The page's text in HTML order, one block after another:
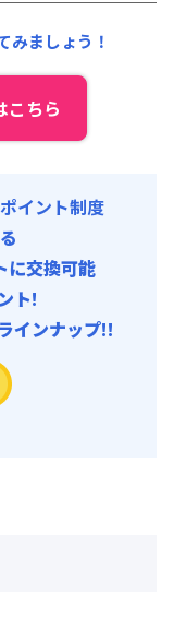
みましょう！
こちら
イント制度
に交換可能
ト!
インナップ!!